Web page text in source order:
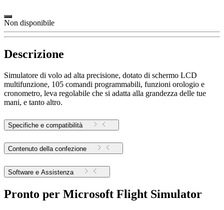
Non disponibile
Descrizione
Simulatore di volo ad alta precisione, dotato di schermo LCD
multifunzione, 105 comandi programmabili, funzioni orologio e
cronometro, leva regolabile che si adatta alla grandezza delle tue
mani, e tanto altro.
Specifiche e compatibilità
Contenuto della confezione
Software e Assistenza
Pronto per Microsoft Flight Simulator